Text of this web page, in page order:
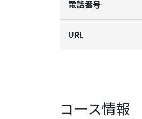
電話番号
URL
コース情報